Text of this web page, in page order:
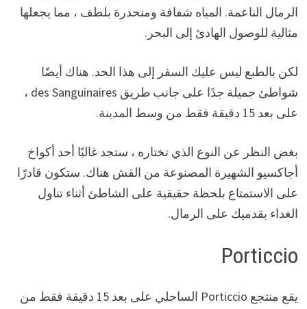
الرمال الناعمة. المياه شفافة ومنحدرة بلطف ، مما يجعلها
مثالية للوصول الهادئ إلى البحر.
لكن بالطبع ليس عليك السفر إلى هذا الحد. هناك أيضًا
شواطئ جميلة جدًا على جانب طريق des Sanguinaires ،
على بعد 15 دقيقة فقط من وسط المدينة.
بغض النظر عن النوع الذي تختاره ، ستجد غالبًا أحد أكواخ
أجاكسيو الشهيرة المصنوعة من القش هناك. ستكون قادرًا
على الاستمتاع بلحظة حقيقية على الشاطئ أثناء تناول
الغداء بقدميك على الرمال.
Porticcio
يقع منتجع Porticcio الساحلي على بعد 15 دقيقة فقط من